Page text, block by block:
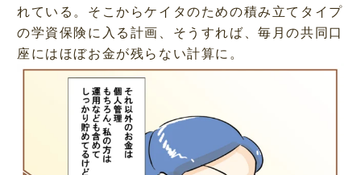
れている。そこからケイタのための積み立てタイプ
の学資保険に入る計画、そうすれば、毎月の共同口
座にはほぼお金が残らない計算に。